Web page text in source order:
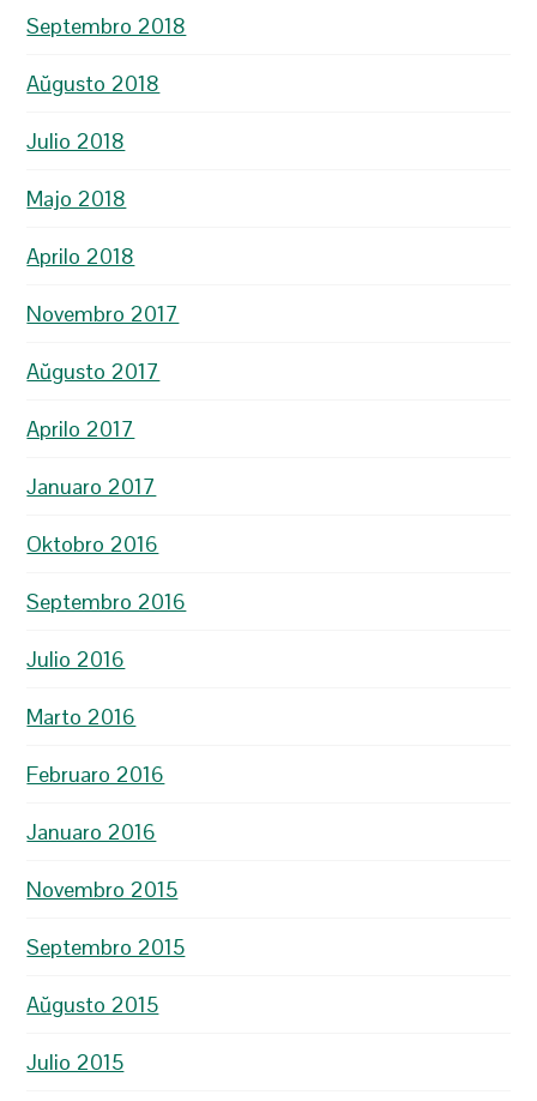
Septembro 2018
Aŭgusto 2018
Julio 2018
Majo 2018
Aprilo 2018
Novembro 2017
Aŭgusto 2017
Aprilo 2017
Januaro 2017
Oktobro 2016
Septembro 2016
Julio 2016
Marto 2016
Februaro 2016
Januaro 2016
Novembro 2015
Septembro 2015
Aŭgusto 2015
Julio 2015